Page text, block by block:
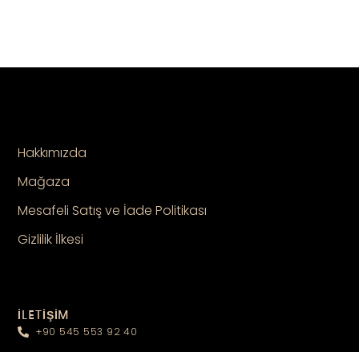
Hakkımızda
Mağaza
Mesafeli Satış ve İade Politikası
Gizlilik İlkesi
İLETİŞİM
+90 545 553 92 40